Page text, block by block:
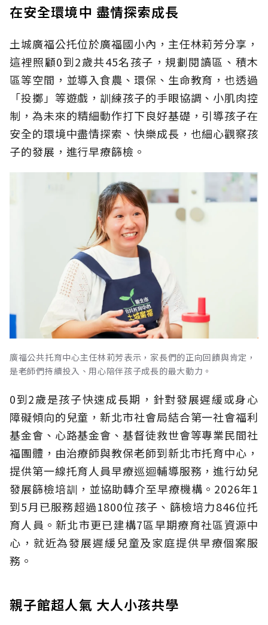
在安全環境中 盡情探索成長
土城廣福公托位於廣福國小內，主任林莉芳分享，
這裡照顧0到2歲共45名孩子，規劃閱讀區、積木
區等空間，並導入食農、環保、生命教育，也透過
「投擲」等遊戲，訓練孩子的手眼協調、小肌肉控
制，為未來的精細動作打下良好基礎，引導孩子在
安全的環境中盡情探索、快樂成長，也細心觀察孩
子的發展，進行早療篩檢。
廣福公共托育中心主任林莉芳表示，家長們的正向回饋與肯定，
是老師們持續投入、用心陪伴孩子成長的最大動力。
0到2歲是孩子快速成長期，針對發展遲緩或身心
障礙傾向的兒童，新北市社會局結合第一社會福利
基金會、心路基金會、基督徒救世會等專業民間社
福團體，由治療師與教保老師到新北市托育中心，
提供第一線托育人員早療巡迴輔導服務，進行幼兒
發展篩檢培訓，並協助轉介至早療機構。2026年1
到5月已服務超過1800位孩子、篩檢培力846位托
育人員。新北市更已建構7區早期療育社區資源中
心，就近為發展遲緩兒童及家庭提供早療個案服
務。
親子館超人氣 大人小孩共學